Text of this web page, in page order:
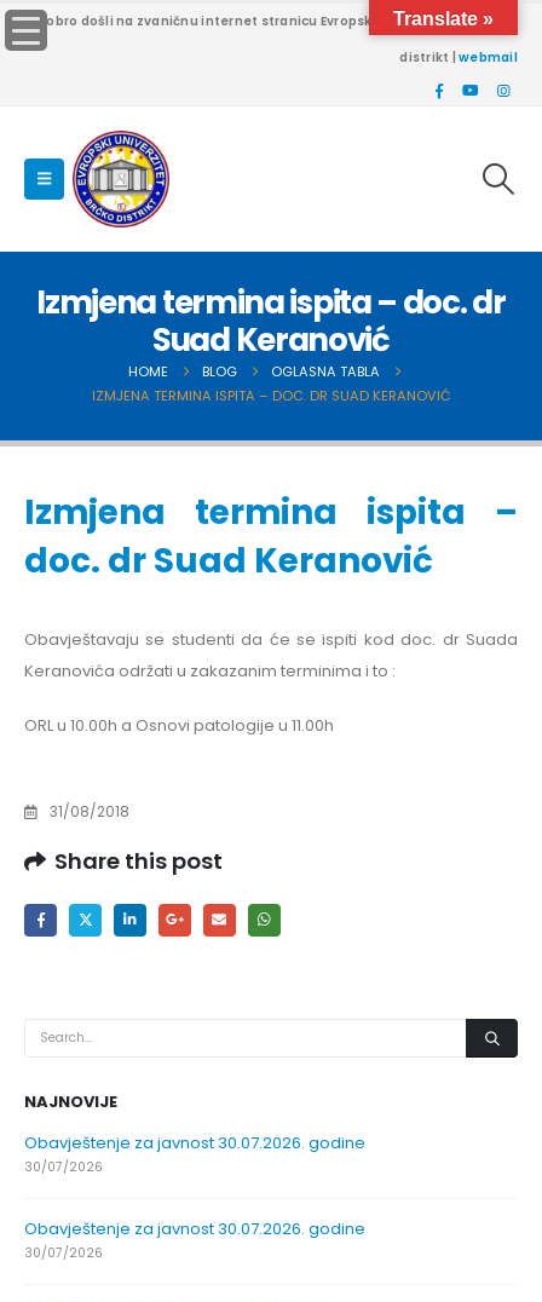
Dobro došli na zvaničnu internet stranicu Evropskog univerziteta Brčko
distrikt |webmail
Izmjena termina ispita – doc. dr
Suad Keranović
HOME BLOG
OGLASNA TABLA
IZMJENA TERMINA ISPITA – DOC. DR SUAD KERANOVIĆ
Izmjena termina ispita –
doc. dr Suad Keranović
Obavještavaju se studenti da će se ispiti kod doc. dr Suada
Keranovića održati u zakazanim terminima i to :
ORL u 10.00h a Osnovi patologije u 11.00h
31/08/2018
Share this post
NAJNOVIJE
Obavještenje za javnost 30.07.2026. godine
30/07/2026
Obavještenje za javnost 30.07.2026. godine
30/07/2026
Translate »